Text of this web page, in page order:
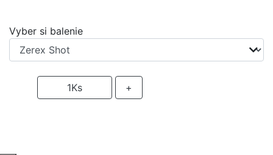
Vyber si balenie
1Ks +